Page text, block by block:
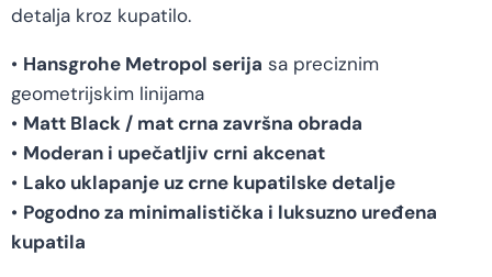
detalja kroz kupatilo.
• Hansgrohe Metropol serija sa preciznim
geometrijskim linijama
• Matt Black / mat crna završna obrada
• Moderan i upečatljiv crni akcenat
• Lako uklapanje uz crne kupatilske detalje
• Pogodno za minimalistička i luksuzno uređena
kupatila